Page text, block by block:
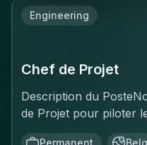
van de productielijn
prospectie uitvoeren
offertes, planning,
leveringHet team op
ondersteunen in hun
Engineering
Chef de Projet
Description du
de Projet pour piloter
développement d'une
Permanent